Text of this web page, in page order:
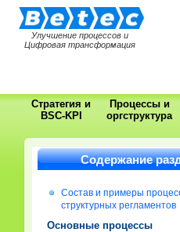
Улучшение процессов и
Цифровая трансформация
Стратегия и
BSC-KPI
Процессы и
оргструктура
Содержание
Состав и примеры
структурных регламентов
Основные процессы